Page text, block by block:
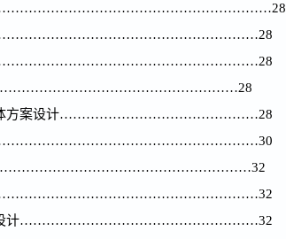
………………………………………………………………28
…………………………………………………………28
设计………………………………………………28
总体方案设计………………………………………28
…………………………………………………………32
构的设计………………………………………………32